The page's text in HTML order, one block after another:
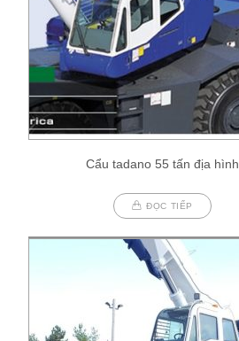
Cẩu tadano 55 tấn địa hình
ĐỌC TIẾP